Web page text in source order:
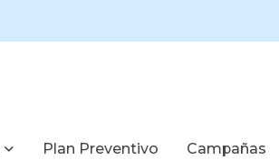
Plan Preventivo Campañas